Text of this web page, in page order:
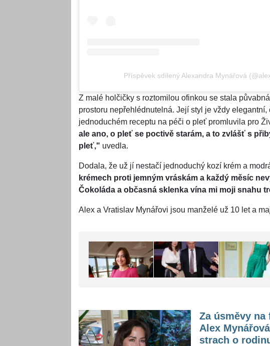
Příspěvek sdílený Alexandra Mynářová
Z malé holčičky s roztomilou ofinkou se stala
prostoru nepřehlédnutelná. Její styl je vždy
jednoduchém receptu na péči o pleť promluvila pro
ale ano, o pleť se poctivě starám, a to zvlášť s
pleť," uvedla.
Dodala, že už jí nestačí jednoduchý kozí krém a
krémech proti jemným vráskám a každý měsíc
Čokoláda a občasná sklenka vína mi moji snahu
Alex a Vratislav Mynářovi jsou manželé už 10 let a
Za úsměvy
Alex
strach o